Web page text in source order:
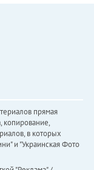
прямая
копирование,
в которых
и "Украинская Фото